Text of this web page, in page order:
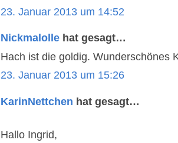
23. Januar 2013 um 14:52
Nickmalolle hat gesagt…
Hach ist die goldig. Wunderschönes
23. Januar 2013 um 15:26
KarinNettchen hat gesagt…
Hallo Ingrid,